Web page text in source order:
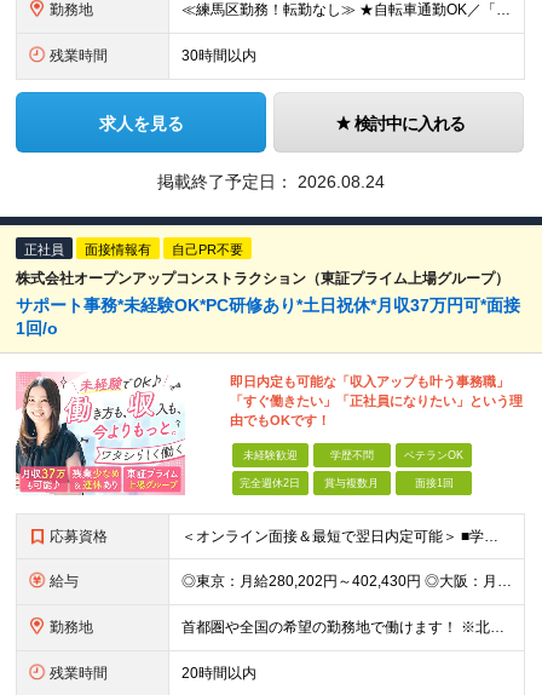
勤務地 ≪練馬区勤務！転勤なし≫ ★自転車通勤OK／「中村橋駅」から徒歩3分の好立地 ◆東京都練馬区貫井2丁目1番29号 NKビル ※(変更の範囲)上記を除く当社関連勤務地
残業時間 30時間以内
求人を見る 検討中に入れる
掲載終了予定日： 2026.08.24
正社員 面接情報有 自己PR不要
株式会社オープンアップコンストラクション（東証プライム上場グループ）
サポート事務*未経験OK*PC研修あり*土日祝休*月収37万円可*面接
1回/o
即日内定も可能な「収入アップも叶う事務職」
「すぐ働きたい」「正社員になりたい」という理
由でもOKです！
未経験歓迎 学歴不問 ベテランOK
完全週休2日 賞与複数月 面接1回
応募資格 ＜オンライン面接＆最短で翌日内定可能＞ ■学歴不問 ■未経験・第二新卒・正社員初挑戦の方、大歓迎！ ★9割以上の社員が未経験からのスタートです ★アルバイト経験のみという方も活躍しています ◇志望理
給与 ◎東京：月給280,202円～402,430円 ◎大阪：月給269,824円～392,052円 ◎名古屋：月給285,967円～408,195円 ◎その他：月給265,212円～387,440円 ※
勤務地 首都圏や全国の希望の勤務地で働けます！ ※北海道・東北・関東・北信越・関西・東海・中国・四国・九州・沖縄県 ★希望を考慮します ★UIターン歓迎／転勤なし
残業時間 20時間以内